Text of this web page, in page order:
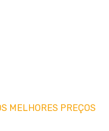
MELHORES PREÇOS